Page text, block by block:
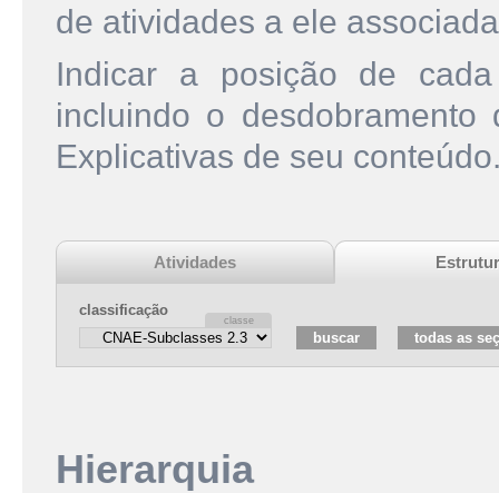
de atividades a ele
Indicar a posição de
incluindo o
Explicativas de seu
Atividades
classificação
Hierarquia